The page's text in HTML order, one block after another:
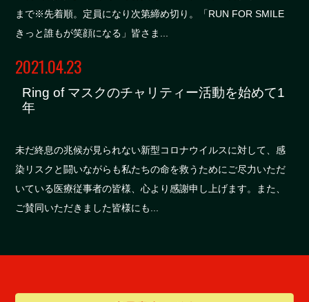
まで※先着順。定員になり次第締め切り。「RUN FOR SMILE
きっと誰もが笑顔になる」皆さま...
2021.04.23
Ring of マスクのチャリティー活動を始めて1
年
未だ終息の兆候が見られない新型コロナウイルスに対して、感
染リスクと闘いながらも私たちの命を救うためにご尽力いただ
いている医療従事者の皆様、心より感謝申し上げます。また、
ご賛同いただきました皆様にも...